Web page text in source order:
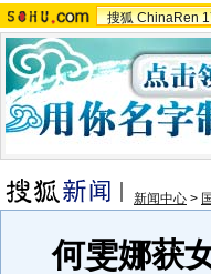
搜狐 ChinaRen
新闻中心 >
何雯娜获